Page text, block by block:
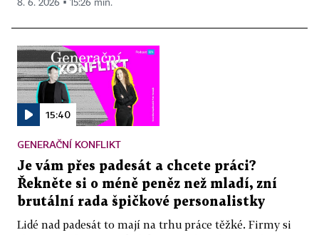
8. 6. 2026 ▪ 15:26 min.
15:40
GENERAČNÍ KONFLIKT
Je vám přes padesát a chcete práci?
Řekněte si o méně peněz než mladí, zní
brutální rada špičkové personalistky
Lidé nad padesát to mají na trhu práce těžké. Firmy si